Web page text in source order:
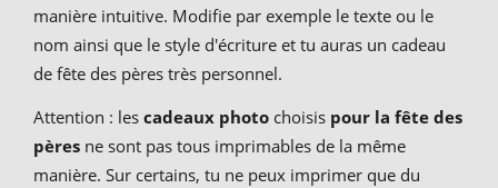
manière intuitive. Modifie par exemple le texte ou le
nom ainsi que le style d'écriture et tu auras un cadeau
de fête des pères très personnel.
Attention : les cadeaux photo choisis pour la fête des
pères ne sont pas tous imprimables de la même
manière. Sur certains, tu ne peux imprimer que du